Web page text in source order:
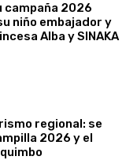
campaña 2026
niño embajador y
Alba y SINAKA
regional: se
2026 y el